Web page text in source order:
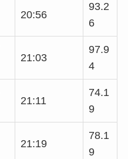
20:56
93.2
6
21:03
97.9
4
21:11
74.1
9
21:19
78.1
9